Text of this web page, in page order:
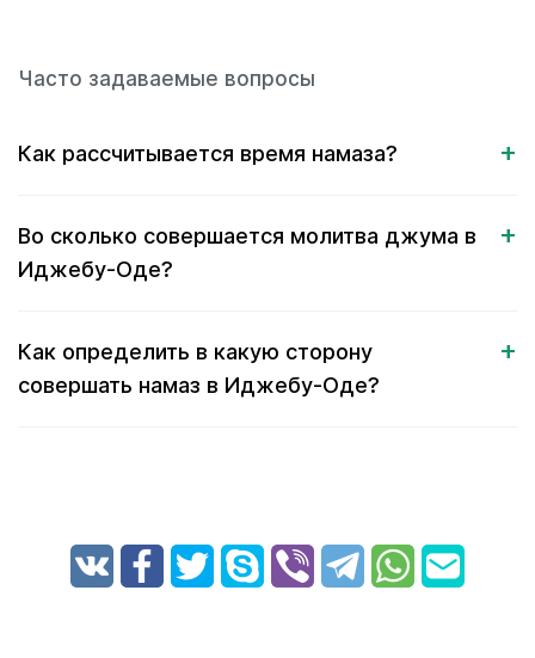
Часто задаваемые вопросы
Как рассчитывается время намаза?
Во сколько совершается молитва джума в
Иджебу-Оде?
Как определить в какую сторону
совершать намаз в Иджебу-Оде?